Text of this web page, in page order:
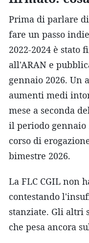
Prima di parlare
fare un passo
2022-2024 è stato
all'ARAN e
gennaio 2026. Un
aumenti medi
mese a seconda
il periodo gennaio
corso di
bimestre 2026.
La FLC CGIL non
contestando
stanziate. Gli altri
che pesa ancora